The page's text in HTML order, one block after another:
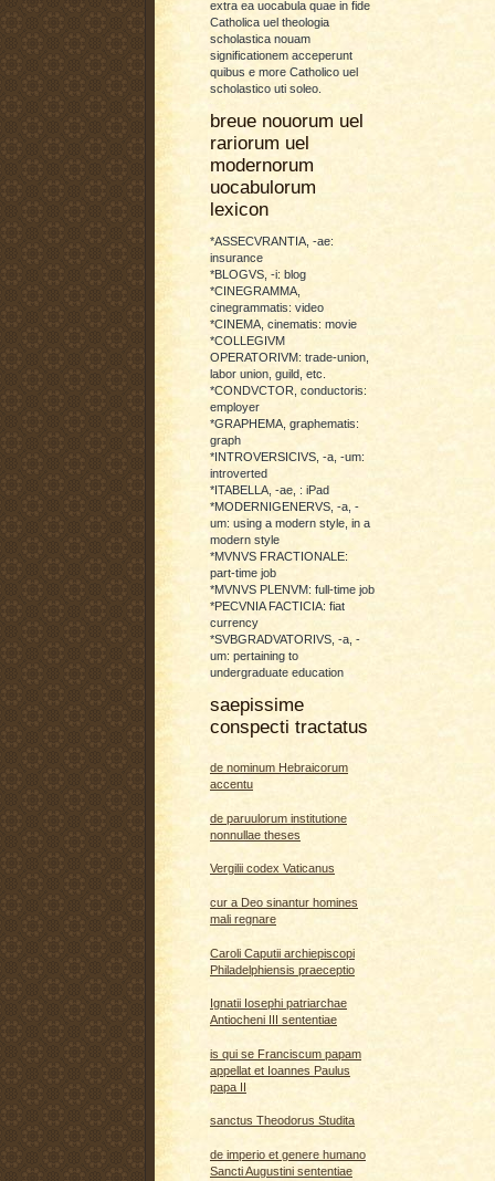
extra ea uocabula quae in fide
Catholica uel theologia
scholastica nouam
significationem acceperunt
quibus e more Catholico uel
scholastico uti soleo.
breue nouorum uel
rariorum uel
modernorum
uocabulorum
lexicon
*ASSECVRANTIA, -ae:
insurance
*BLOGVS, -i: blog
*CINEGRAMMA,
cinegrammatis: video
*CINEMA, cinematis: movie
*COLLEGIVM
OPERATORIVM: trade-union,
labor union, guild, etc.
*CONDVCTOR, conductoris:
employer
*GRAPHEMA, graphematis:
graph
*INTROVERSICIVS, -a, -um:
introverted
*ITABELLA, -ae, : iPad
*MODERNIGENERVS, -a, -
um: using a modern style, in a
modern style
*MVNVS FRACTIONALE:
part-time job
*MVNVS PLENVM: full-time job
*PECVNIA FACTICIA: fiat
currency
*SVBGRADVATORIVS, -a, -
um: pertaining to
undergraduate education
saepissime
conspecti tractatus
de nominum Hebraicorum
accentu
de paruulorum institutione
nonnullae theses
Vergilii codex Vaticanus
cur a Deo sinantur homines
mali regnare
Caroli Caputii archiepiscopi
Philadelphiensis praeceptio
Ignatii Iosephi patriarchae
Antiocheni III sententiae
is qui se Franciscum papam
appellat et Ioannes Paulus
papa II
sanctus Theodorus Studita
de imperio et genere humano
Sancti Augustini sententiae